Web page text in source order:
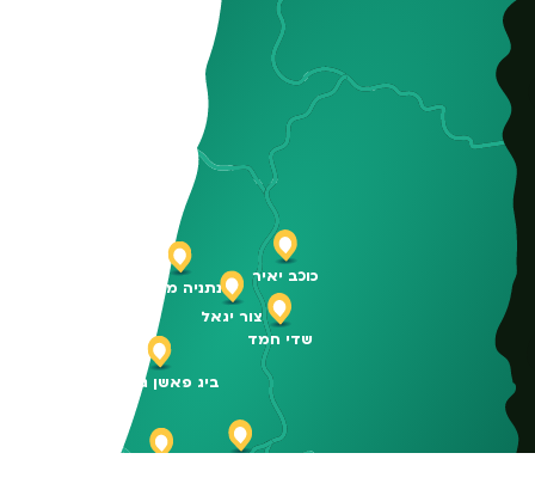
שדי חמד
צור יגאל
כוכב יאיר
ביג פאשן גלילות
נתניה מזרח